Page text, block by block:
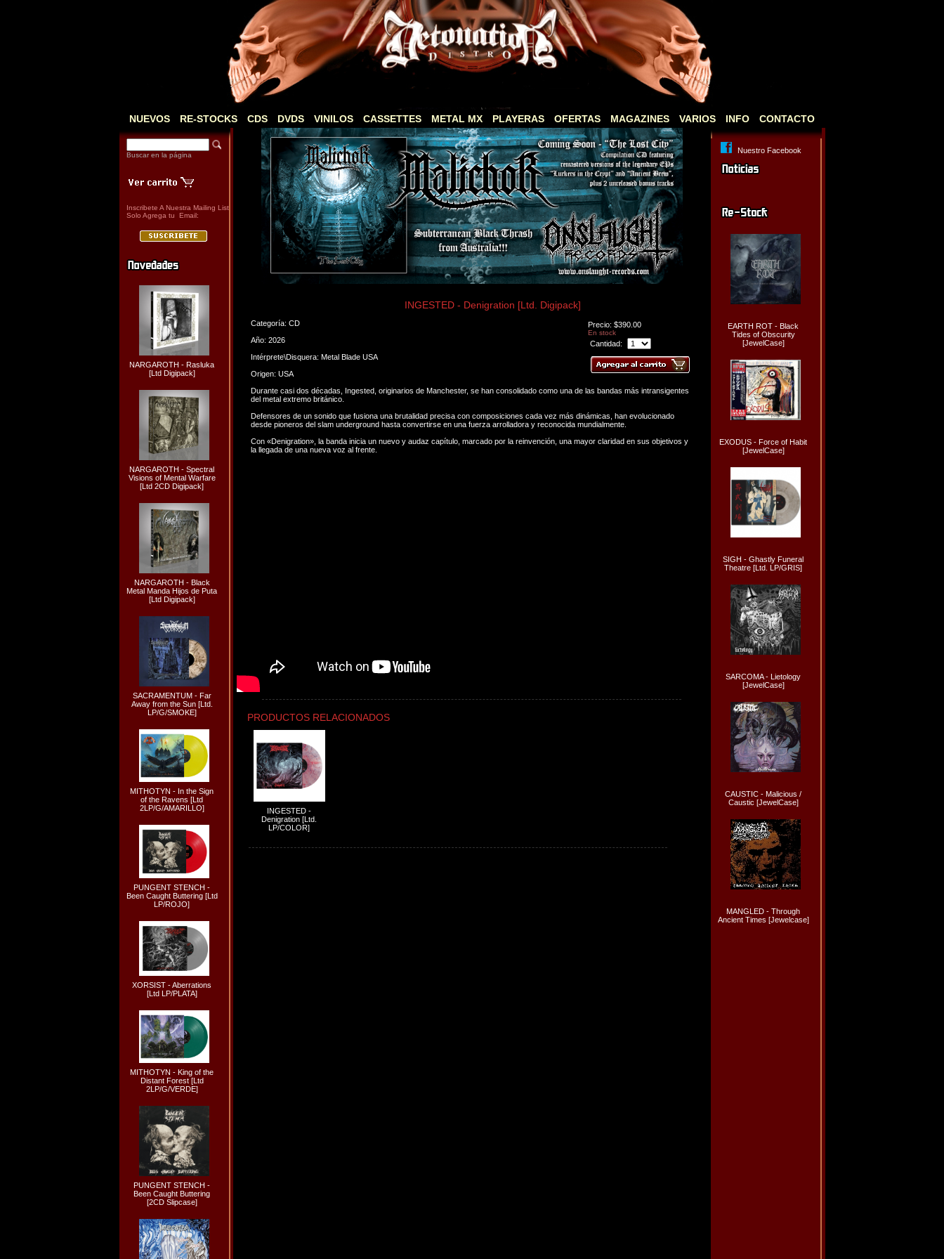
NUEVOS RE-STOCKS CDS DVDS VINILOS CASSETTES METAL MX PLAYERAS OFERTAS MAGAZINES VARIOS INFO CONTACTO
Buscar en la página
Inscribete A Nuestra Mailing List
Solo Agrega tu Email:
NARGAROTH - Rasluka
[Ltd Digipack]
NARGAROTH - Spectral
Visions of Mental Warfare
[Ltd 2CD Digipack]
NARGAROTH - Black
Metal Manda Hijos de Puta
[Ltd Digipack]
SACRAMENTUM - Far
Away from the Sun [Ltd.
LP/G/SMOKE]
MITHOTYN - In the Sign
of the Ravens [Ltd
2LP/G/AMARILLO]
PUNGENT STENCH -
Been Caught Buttering [Ltd
LP/ROJO]
XORSIST - Aberrations
[Ltd LP/PLATA]
MITHOTYN - King of the
Distant Forest [Ltd
2LP/G/VERDE]
PUNGENT STENCH -
Been Caught Buttering
[2CD Slipcase]
Precio: $390.00
En stock
Cantidad:
INGESTED - Denigration [Ltd. Digipack]
Categoría: CD
Año: 2026
Intérprete\Disquera: Metal Blade USA
Origen: USA
Durante casi dos décadas, Ingested, originarios de Manchester, se han consolidado como una de las bandas más intransigentes
del metal extremo británico.
Defensores de un sonido que fusiona una brutalidad precisa con composiciones cada vez más dinámicas, han evolucionado
desde pioneros del slam underground hasta convertirse en una fuerza arrolladora y reconocida mundialmente.
Con «Denigration», la banda inicia un nuevo y audaz capítulo, marcado por la reinvención, una mayor claridad en sus objetivos y
la llegada de una nueva voz al frente.
PRODUCTOS RELACIONADOS
INGESTED -
Denigration [Ltd.
LP/COLOR]
Nuestro Facebook
EARTH ROT - Black
Tides of Obscurity
[JewelCase]
EXODUS - Force of Habit
[JewelCase]
SIGH - Ghastly Funeral
Theatre [Ltd. LP/GRIS]
SARCOMA - Lietology
[JewelCase]
CAUSTIC - Malicious /
Caustic [JewelCase]
MANGLED - Through
Ancient Times [Jewelcase]